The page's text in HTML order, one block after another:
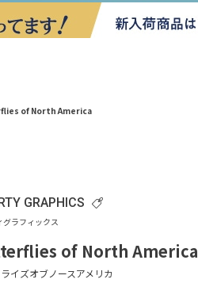
of North America
GRAPHICS
of North America